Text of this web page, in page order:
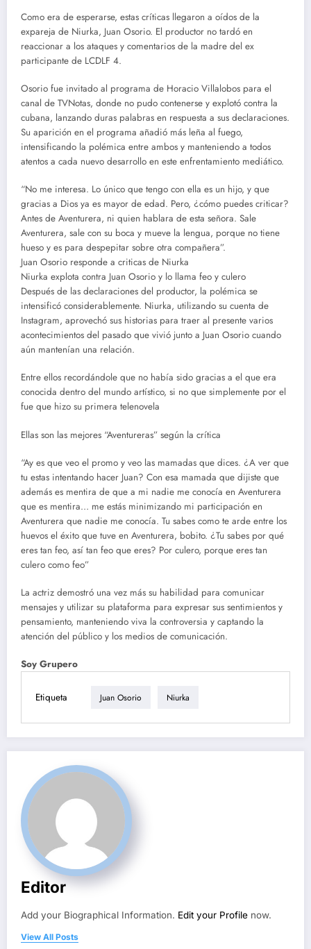
Como era de esperarse, estas críticas llegaron a oídos de la
expareja de Niurka, Juan Osorio. El productor no tardó en
reaccionar a los ataques y comentarios de la madre del ex
participante de LCDLF 4.
Osorio fue invitado al programa de Horacio Villalobos para el
canal de TVNotas, donde no pudo contenerse y explotó contra la
cubana, lanzando duras palabras en respuesta a sus declaraciones.
Su aparición en el programa añadió más leña al fuego,
intensificando la polémica entre ambos y manteniendo a todos
atentos a cada nuevo desarrollo en este enfrentamiento mediático.
“No me interesa. Lo único que tengo con ella es un hijo, y que
gracias a Dios ya es mayor de edad. Pero, ¿cómo puedes criticar?
Antes de Aventurera, ni quien hablara de esta señora. Sale
Aventurera, sale con su boca y mueve la lengua, porque no tiene
hueso y es para despepitar sobre otra compañera”.
Juan Osorio responde a criticas de Niurka
Niurka explota contra Juan Osorio y lo llama feo y culero
Después de las declaraciones del productor, la polémica se
intensificó considerablemente. Niurka, utilizando su cuenta de
Instagram, aprovechó sus historias para traer al presente varios
acontecimientos del pasado que vivió junto a Juan Osorio cuando
aún mantenían una relación.
Entre ellos recordándole que no había sido gracias a el que era
conocida dentro del mundo artístico, si no que simplemente por el
fue que hizo su primera telenovela
Ellas son las mejores “Aventureras” según la crítica
“Ay es que veo el promo y veo las mamadas que dices. ¿A ver que
tu estas intentando hacer Juan? Con esa mamada que dijiste que
además es mentira de que a mi nadie me conocía en Aventurera
que es mentira… me estás minimizando mi participación en
Aventurera que nadie me conocía. Tu sabes como te arde entre los
huevos el éxito que tuve en Aventurera, bobito. ¿Tu sabes por qué
eres tan feo, así tan feo que eres? Por culero, porque eres tan
culero como feo”
La actriz demostró una vez más su habilidad para comunicar
mensajes y utilizar su plataforma para expresar sus sentimientos y
pensamiento, manteniendo viva la controversia y captando la
atención del público y los medios de comunicación.
Soy Grupero
Etiqueta Juan Osorio Niurka
Editor
Add your Biographical Information. Edit your Profile now.
View All Posts